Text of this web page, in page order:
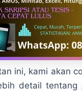
ini, kami akan
detail tentang